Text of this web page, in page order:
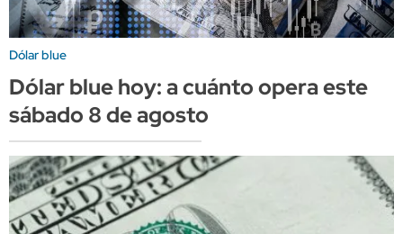
Dólar blue
Dólar blue hoy: a cuánto opera este
sábado 8 de agosto